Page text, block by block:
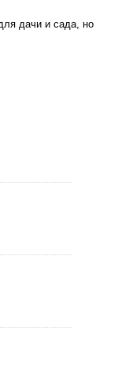
дачи и сада, но